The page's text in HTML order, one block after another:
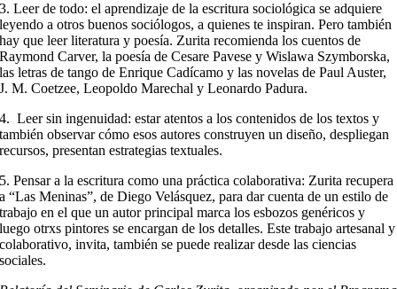
3. Leer de todo: el aprendizaje de la escritura sociológica se adquiere
leyendo a otros buenos sociólogos, a quienes te inspiran. Pero también
hay que leer literatura y poesía. Zurita recomienda los cuentos de
Raymond Carver, la poesía de Cesare Pavese y Wislawa Szymborska,
las letras de tango de Enrique Cadícamo y las novelas de Paul Auster,
J. M. Coetzee, Leopoldo Marechal y Leonardo Padura.
4. Leer sin ingenuidad: estar atentos a los contenidos de los textos y
también observar cómo esos autores construyen un diseño, despliegan
recursos, presentan estrategias textuales.
5. Pensar a la escritura como una práctica colaborativa: Zurita recupera
a “Las Meninas”, de Diego Velásquez, para dar cuenta de un estilo de
trabajo en el que un autor principal marca los esbozos genéricos y
luego otrxs pintores se encargan de los detalles. Este trabajo artesanal y
colaborativo, invita, también se puede realizar desde las ciencias
sociales.